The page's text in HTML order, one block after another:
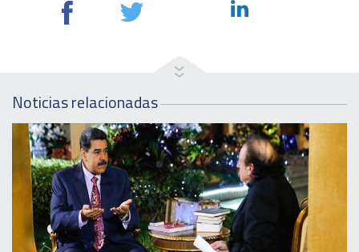
Noticias relacionadas